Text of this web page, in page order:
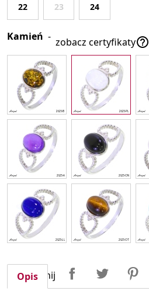
22 23 24
Kamień - zobacz certyfikaty
Udostępnij UdostępnijTweetuj
Opis